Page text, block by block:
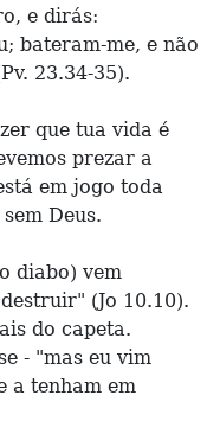
e dirás:
bateram-me, e não
23.34-35).
que tua vida é
prezar a
em jogo toda
Deus.
diabo) vem
(Jo 10.10).
do capeta.
- "mas eu vim
a tenham em